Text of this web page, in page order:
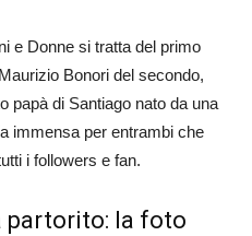
e Donne si tratta del primo
Bonori del secondo,
papà di Santiago nato da una
immensa per entrambi che
i followers e fan.
partorito: la foto